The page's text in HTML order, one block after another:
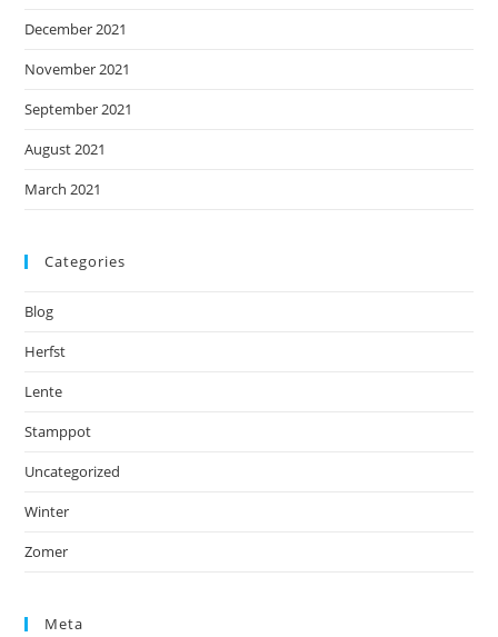
December 2021
November 2021
September 2021
August 2021
March 2021
Categories
Blog
Herfst
Lente
Stamppot
Uncategorized
Winter
Zomer
Meta